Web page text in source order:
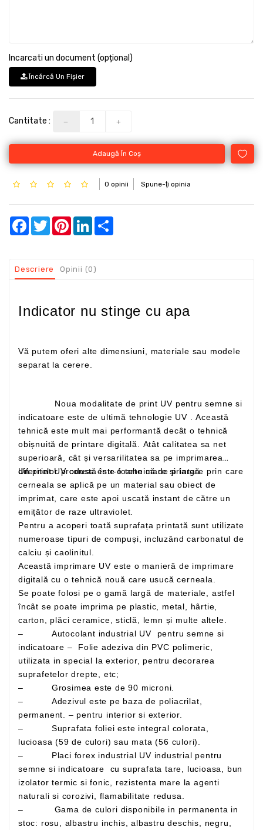
Incarcati un document (opțional)
Încărcă Un Fişier
Cantitate :
Adaugă În Coş
0 opinii Spune-ţi opinia
Facebook
TwitterPinterestLinkedIn
Descriere Opinii (0)
Indicator nu stinge cu apa
Vă putem oferi alte dimensiuni, materiale sau modele
separat la cerere.
indicatoare este de ultimă tehnologie UV . Această
tehnică este mult mai performantă decât o tehnică
obișnuită de printare digitală. Atât calitatea sa net
superioară, cât și versarilitatea sa pe imprimarea
diferitelor produse este foarte mare și largă
Un print UV constă într-o tehnică de printare prin care
cerneala se aplică pe un material sau obiect de
imprimat, care este apoi uscată instant de către un
emițător de raze ultraviolet.
Pentru a acoperi toată suprafața printată sunt utilizate
numeroase tipuri de compuși, incluzând carbonatul de
calciu și caolinitul.
Această imprimare UV este o manieră de imprimare
digitală cu o tehnică nouă care usucă cerneala.
Se poate folosi pe o gamă largă de materiale, astfel
încât se poate imprima pe plastic, metal, hârtie,
carton, plăci ceramice, sticlă, lemn și multe altele.
– Autocolant industrial UV pentru semne si
indicatoare – Folie adeziva din PVC polimeric,
utilizata in special la exterior, pentru decorarea
suprafetelor drepte, etc;
– Grosimea este de 90 microni.
– Adezivul este pe baza de poliacrilat,
permanent. – pentru interior si exterior.
– Suprafata foliei este integral colorata,
lucioasa (59 de culori) sau mata (56 culori).
– Placi forex industrial UV industrial pentru
semne si indicatoare cu suprafata tare, lucioasa, bun
izolator termic si fonic, rezistenta mare la agenti
naturali si corozivi, flamabilitate redusa.
– Gama de culori disponibile in permanenta in
stoc: rosu, albastru inchis, albastru deschis, negru,